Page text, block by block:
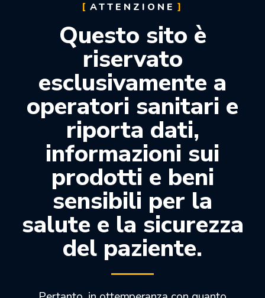
LUBRIFICANTE UNIVERSALE PER MANIPOLI (SPRAY
24,00 €
€
ATTENZIONE
Questo sito è
riservato
esclusivamente a
operatori sanitari e
riporta dati,
informazioni sui
prodotti e beni
sensibili per la
salute e la sicurezza
del paziente.